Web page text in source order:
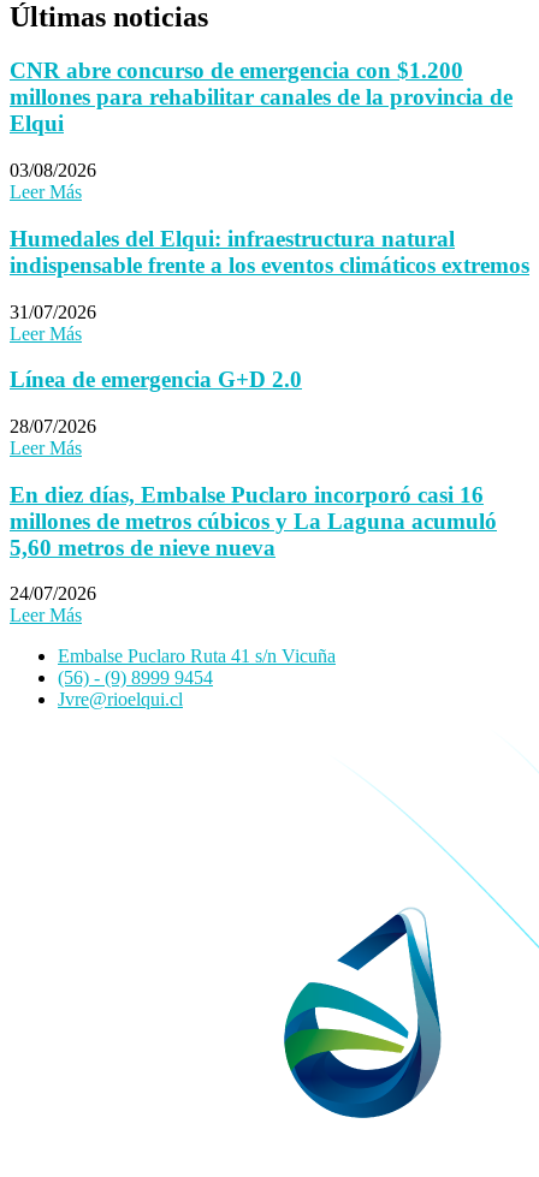
Últimas noticias
CNR abre concurso de emergencia con $1.200
millones para rehabilitar canales de la provincia de
Elqui
03/08/2026
Leer Más
Humedales del Elqui: infraestructura natural
indispensable frente a los eventos climáticos extremos
31/07/2026
Leer Más
Línea de emergencia G+D 2.0
28/07/2026
Leer Más
En diez días, Embalse Puclaro incorporó casi 16
millones de metros cúbicos y La Laguna acumuló
5,60 metros de nieve nueva
24/07/2026
Leer Más
Embalse Puclaro Ruta 41 s/n Vicuña
(56) - (9) 8999 9454
Jvre@rioelqui.cl